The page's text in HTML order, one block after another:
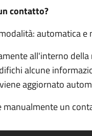
contatto?
automatica e
all'interno
alcune
aggiornato
un